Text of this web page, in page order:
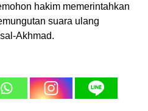
hakim memerintahkan
suara ulang
Akhmad.